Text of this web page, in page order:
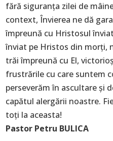
fără siguranța zilei de
context, Învierea ne dă
împreună cu Hristosul
înviat pe Hristos din morți,
trăi împreună cu El,
frustrările cu care suntem
perseverăm în ascultare și
capătul alergării noastre.
toți la aceasta!
Pastor Petru BULICA